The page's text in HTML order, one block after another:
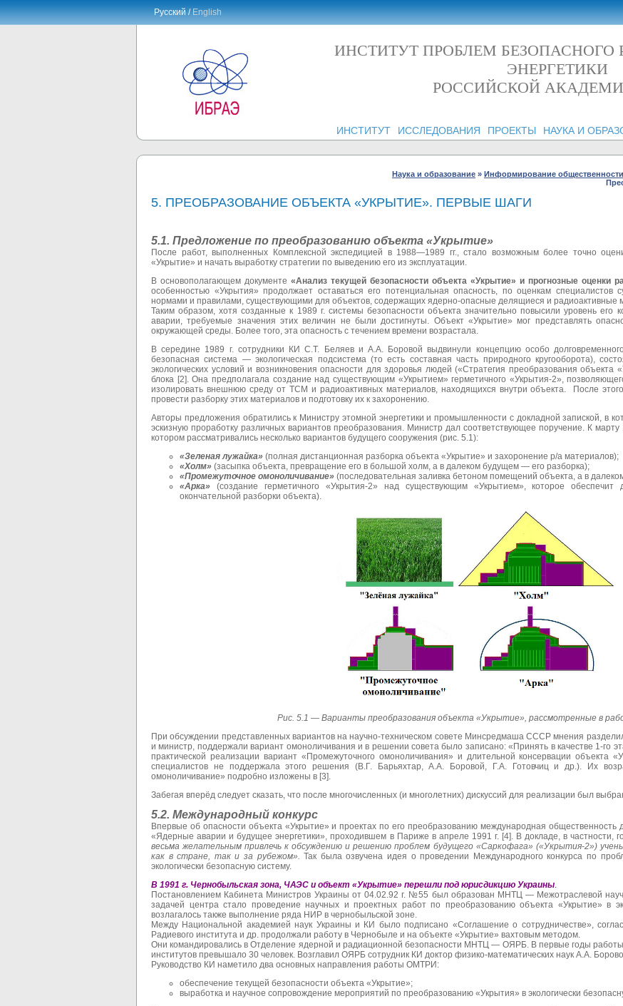
Русский /English
ИНСТИТУТ ПРОБЛЕМ БЕЗОПАСНОГО
ЭНЕРГЕТИКИ
РОССИЙСКОЙ
ИНСТИТУТ ИССЛЕДОВАНИЯ ПРОЕКТЫ НАУКА И
Наука и образование » Информирование общественности
5. ПРЕОБРАЗОВАНИЕ ОБЪЕКТА «УКРЫТИЕ». ПЕРВЫЕ ШАГИ
5.1. Предложение по преобразованию объекта «Укрытие»
После работ, выполненных Комплексной экспедицией в 1988—1989 гг., стало возможным более точно
«Укрытие» и начать выработку стратегии по выведению его из эксплуатации.
В основополагающем документе «Анализ текущей безопасности объекта «Укрытие» и прогнозные оценки
особенностью «Укрытия» продолжает оставаться его потенциальная опасность, по оценкам специалистов
нормами и правилами, существующими для объектов, содержащих ядерно-опасные делящиеся и радиоактивные
Таким образом, хотя созданные к 1989 г. системы безопасности объекта значительно повысили уровень его
аварии, требуемые значения этих величин не были достигнуты. Объект «Укрытие» мог представлять
окружающей среды. Более того, эта опасность с течением времени возрастала.
В середине 1989 г. сотрудники КИ С.Т. Беляев и А.А. Боровой выдвинули концепцию особо долговременного
безопасная система — экологическая подсистема (то есть составная часть природного кругооборота),
экологических условий и возникновения опасности для здоровья людей («Стратегия преобразования объекта
блока [2]. Она предполагала создание над существующим «Укрытием» герметичного «Укрытия-2»,
изолировать внешнюю среду от ТСМ и радиоактивных материалов, находящихся внутри объекта. После
провести разборку этих материалов и подготовку их к захоронению.
Авторы предложения обратились к Министру этомной энергетики и промышленности с докладной запиской, в
эскизную проработку различных вариантов преобразования. Министр дал соответствующее поручение. К
котором рассматривались несколько вариантов будущего сооружения (рис. 5.1):
«Зеленая лужайка» (полная дистанционная разборка объекта «Укрытие» и захоронение р/а материалов);
«Холм» (засыпка объекта, превращение его в большой холм, а в далеком будущем — его разборка);
«Промежуточное омоноличивание» (последовательная заливка бетоном помещений объекта, а в
«Арка» (создание герметичного «Укрытия-2» над существующим «Укрытием», которое обеспечит
окончательной разборки объекта).
Рис. 5.1 — Варианты преобразования объекта «Укрытие», рассмотренные в
При обсуждении представленных вариантов на научно-техническом совете Минсредмаша СССР мнения
и министр, поддержали вариант омоноличивания и в решении совета было записано: «Принять в качестве 1-го
практической реализации вариант «Промежуточного омоноличивания» и длительной консервации объекта
специалистов не поддержала этого решения (В.Г. Барьяхтар, А.А. Боровой, Г.А. Готовчиц и др.). Их
омоноличивание» подробно изложены в [3].
Забегая вперёд следует сказать, что после многочисленных (и многолетних) дискуссий для реализации был
5.2. Международный конкурс
Впервые об опасности объекта «Укрытие» и проектах по его преобразованию международная общественность
«Ядерные аварии и будущее энергетики», проходившем в Париже в апреле 1991 г. [4]. В докладе, в частности,
весьма желательным привлечь к обсуждению и решению проблем будущего «Саркофага» («Укрытия-2»)
как в стране, так и за рубежом».Так была озвучена идея о проведении Международного конкурса по
экологически безопасную систему.
В 1991 г. Чернобыльская зона, ЧАЭС и объект «Укрытие» перешли под юрисдикцию Украины.
Постановлением Кабинета Министров Украины от 04.02.92 г. №55 был образован МНТЦ — Межотраслевой
задачей центра стало проведение научных и проектных работ по преобразованию объекта «Укрытие» в
возлагалось также выполнение ряда НИР в чернобыльской зоне.
Между Национальной академией наук Украины и КИ было подписано «Соглашение о сотрудничестве»,
Радиевого института и др. продолжали работу в Чернобыле и на объекте «Укрытие» вахтовым методом.
Они командировались в Отделение ядерной и радиационной безопасности МНТЦ — ОЯРБ. В первые годы
институтов превышало 30 человек. Возглавил ОЯРБ сотрудник КИ доктор физико-математических наук А.А.
Руководство КИ наметило два основных направления работы ОМТРИ:
обеспечение текущей безопасности объекта «Укрытие»;
выработка и научное сопровождение мероприятий по преобразованию «Укрытия» в экологически